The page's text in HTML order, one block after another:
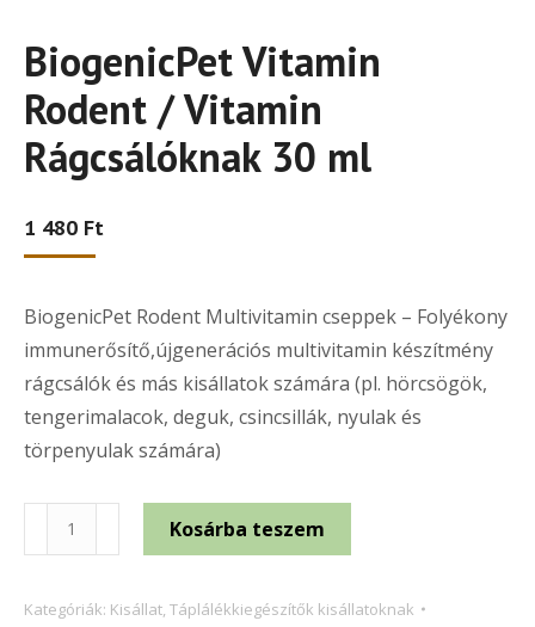
BiogenicPet Vitamin
Rodent / Vitamin
Rágcsálóknak 30 ml
1 480 Ft
BiogenicPet Rodent Multivitamin cseppek – Folyékony
immunerősítő,újgenerációs multivitamin készítmény
rágcsálók és más kisállatok számára (pl. hörcsögök,
tengerimalacok, deguk, csincsillák, nyulak és
törpenyulak számára)
BiogenicPet
Vitamin
/
Kosárba teszem
Kategóriák: Kisállat, Táplálékkiegészítők kisállatoknak